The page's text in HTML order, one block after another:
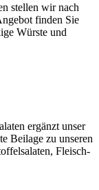
stellen wir nach
finden Sie
Würste und
ergänzt unser
Beilage zu unseren
Fleisch-